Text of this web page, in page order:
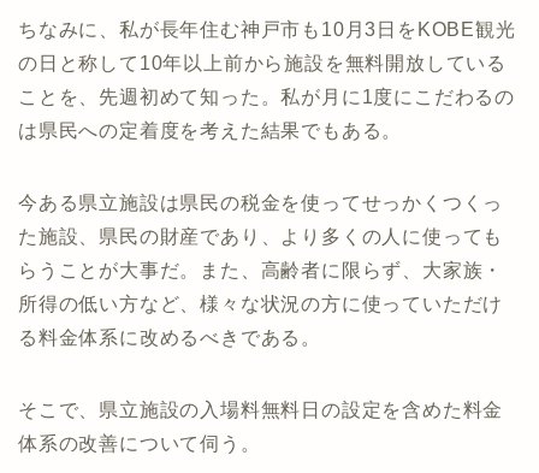
ちなみに、私が長年住む神戸市も10月3日をKOBE観光
の日と称して10年以上前から施設を無料開放している
ことを、先週初めて知った。私が月に1度にこだわるの
は県民への定着度を考えた結果でもある。
今ある県立施設は県民の税金を使ってせっかくつくっ
た施設、県民の財産であり、より多くの人に使っても
らうことが大事だ。また、高齢者に限らず、大家族・
所得の低い方など、様々な状況の方に使っていただけ
る料金体系に改めるべきである。
そこで、県立施設の入場料無料日の設定を含めた料金
体系の改善について伺う。